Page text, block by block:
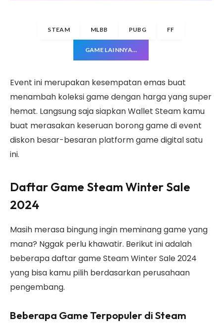
STEAM MLBB PUBG FF
GAME LAINNYA…
Event ini merupakan kesempatan emas buat
menambah koleksi game dengan harga yang super
hemat. Langsung saja siapkan Wallet Steam kamu
buat merasakan keseruan borong game di event
diskon besar-besaran platform game digital satu
ini.
Daftar Game Steam Winter Sale
2024
Masih merasa bingung ingin meminang game yang
mana? Nggak perlu khawatir. Berikut ini adalah
beberapa daftar game Steam Winter Sale 2024
yang bisa kamu pilih berdasarkan perusahaan
pengembang.
Beberapa Game Terpopuler di Steam